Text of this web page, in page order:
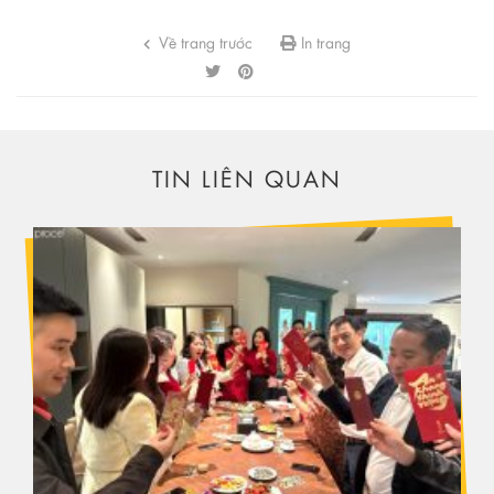
Về trang trước In trang
TIN LIÊN QUAN